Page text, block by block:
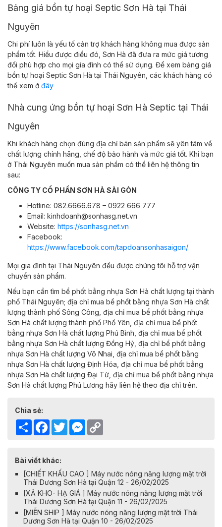
Bảng giá bồn tự hoại Septic Sơn Hà tại Thái
Nguyên
Chi phí luôn là yếu tố cản trợ khách hàng không mua được sản
phẩm tốt. Hiểu được điều đó, Sơn Hà đã đưa ra mức giá tương
đối phù hợp cho mọi gia đình có thể sử dụng. Để xem bảng giá
bồn tự hoại Septic Sơn Hà tại Thái Nguyên, các khách hàng có
thể xem ở đây
Nhà cung ứng bồn tự hoại Sơn Hà Septic tại Thái
Nguyên
Khi khách hàng chọn đúng địa chỉ bán sản phẩm sẽ yên tâm về
chất lượng chính hãng, chế độ bảo hành và mức giá tốt. Khi bạn
ở Thái Nguyên muốn mua sản phẩm có thể liên hệ thông tin
sau:
CÔNG TY CỔ PHẦN SƠN HÀ SÀI GÒN
Hotline: 082.6666.678 – 0922 666 777
Email: kinhdoanh@sonhasg.net.vn
Website: https://sonhasg.net.vn
Facebook:
https://www.facebook.com/tapdoansonhasaigon/
Mọi gia đình tại Thái Nguyên đều được chúng tôi hỗ trợ vận
chuyển sản phẩm.
Nếu bạn cần tìm bể phốt bằng nhựa Sơn Hà chất lượng tạithành
phố Thái Nguyên; địa chỉ mua bể phốt bằng nhựa Sơn Hà chất
lượngthành phố Sông Công, địa chỉ mua bể phốt bằng nhựa
Sơn Hà chất lượngthành phố Phổ Yên, địa chỉ mua bể phốt
bằng nhựa Sơn Hà chất lượng Phú Bình, địa chỉ mua bể phốt
bằng nhựa Sơn Hà chất lượng Đồng Hỷ, địa chỉ bể phốt bằng
nhựa Sơn Hà chất lượng Võ Nhai, địa chỉ mua bể phốt bằng
nhựa Sơn Hà chất lượng Định Hóa, địa chỉ mua bể phốt bằng
nhựa Sơn Hà chất lượng Đại Từ, địa chỉ mua bể phốt bằng nhựa
Sơn Hà chất lượng Phú Lương hãy liên hệ theo địa chỉ trên.
Chia sẻ:
Share Facebook
TwitterMessenger
Bài viết khác:
[CHIẾT KHẤU CAO ] Máy nước nóng năng lượng mặt trời
Thái Dương Sơn Hà tại Quận 12 - 26/02/2025
[XẢ KHO- HẠ GIÁ ] Máy nước nóng năng lượng mặt trời
Thái Dương Sơn Hà tại Quận 11 - 26/02/2025
[MIỄN SHIP ] Máy nước nóng năng lượng mặt trời Thái
Dương Sơn Hà tại Quận 10 - 26/02/2025